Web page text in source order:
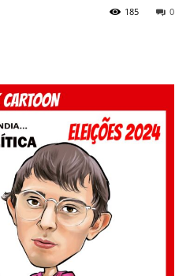
0
185